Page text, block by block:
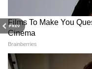
PREV3
5